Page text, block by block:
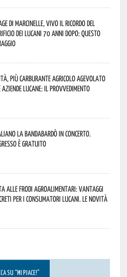
di Marcinelle, vivo il ricordo del
dei lucani 70 anni dopo: questo
più carburante agricolo agevolato
lucane: il provvedimento
la Bandabardò in concerto.
è gratuito
alle frodi agroalimentari: vantaggi
per i consumatori lucani. Le novità
SU “MI PIACE!”